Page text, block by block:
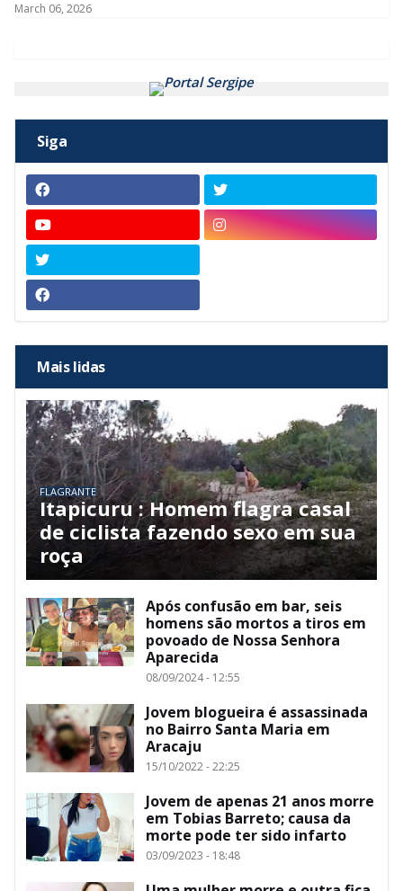
March 06, 2026
Siga
Mais lidas
FLAGRANTE
Itapicuru : Homem flagra casal
de ciclista fazendo sexo em sua
roça
Após confusão em bar, seis
homens são mortos a tiros em
povoado de Nossa Senhora
Aparecida
08/09/2024 - 12:55
Jovem blogueira é assassinada
no Bairro Santa Maria em
Aracaju
15/10/2022 - 22:25
Jovem de apenas 21 anos morre
em Tobias Barreto; causa da
morte pode ter sido infarto
03/09/2023 - 18:48